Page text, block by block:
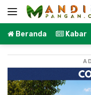
Langsung
Beranda Kabar